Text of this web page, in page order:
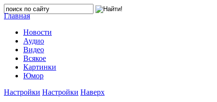
Главная
Новости
Аудио
Видео
Всякое
Картинки
Юмор
Настройки Настройки Наверх